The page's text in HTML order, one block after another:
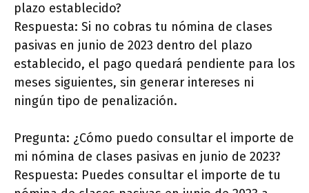
plazo establecido?
Respuesta: Si no cobras tu nómina de clases
pasivas en junio de 2023 dentro del plazo
establecido, el pago quedará pendiente para los
meses siguientes, sin generar intereses ni
ningún tipo de penalización.
Pregunta: ¿Cómo puedo consultar el importe de
mi nómina de clases pasivas en junio de 2023?
Respuesta: Puedes consultar el importe de tu